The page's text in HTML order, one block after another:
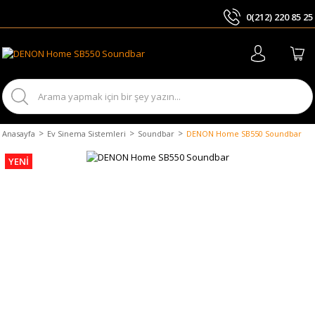
0(212) 220 85 25
Anasayfa Ev Sinema Sistemleri Soundbar DENON Home SB550 Soundbar
YENİ